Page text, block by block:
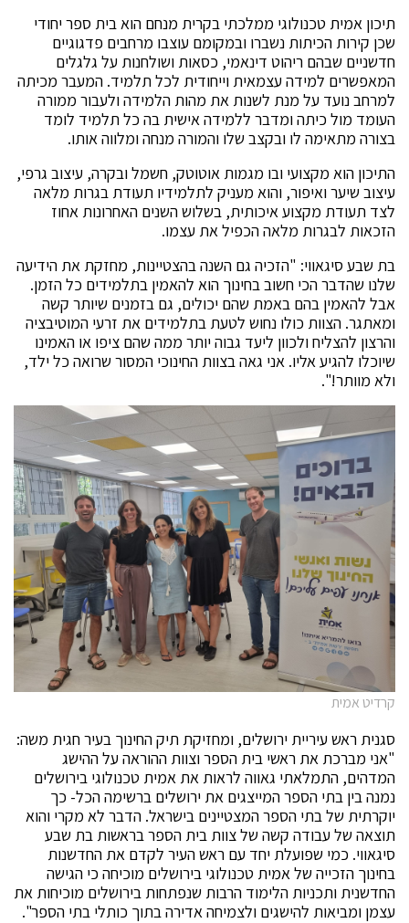
תיכון אמית טכנולוגי ממלכתי בקרית מנחם הוא בית ספר יחודי
שכן קירות הכיתות נשברו ובמקומם עוצבו מרחבים פדגוגיים
חדשניים שבהם ריהוט דינאמי, כסאות ושולחנות על גלגלים
המאפשרים למידה עצמאית וייחודית לכל תלמיד. המעבר מכיתה
למרחב נועד על מנת לשנות את מהות הלמידה ולעבור ממורה
העומד מול כיתה ומדבר ללמידה אישית בה כל תלמיד לומד
בצורה מתאימה לו ובקצב שלו והמורה מנחה ומלווה אותו.
התיכון הוא מקצועי ובו מגמות אוטוטק, חשמל ובקרה, עיצוב גרפי,
עיצוב שיער ואיפור, והוא מעניק לתלמידיו תעודת בגרות מלאה
לצד תעודת מקצוע איכותית, בשלוש השנים האחרונות אחוז
הזכאות לבגרות מלאה הכפיל את עצמו.
בת שבע סיגאווי: "הזכיה גם השנה בהצטיינות, מחזקת את הידיעה
שלנו שהדבר הכי חשוב בחינוך הוא להאמין בתלמידים כל הזמן.
אבל להאמין בהם באמת שהם יכולים, גם בזמנים שיותר קשה
ומאתגר. הצוות כולו נחוש לטעת בתלמידים את זרעי המוטיבציה
והרצון להצליח ולכוון ליעד גבוה יותר ממה שהם ציפו או האמינו
שיוכלו להגיע אליו. אני גאה בצוות החינוכי המסור שרואה כל ילד,
ולא מוותר!".
קרדיט אמית
סגנית ראש עיריית ירושלים, ומחזיקת תיק החינוך בעיר חגית משה:
"אני מברכת את ראשי בית הספר וצוות ההוראה על ההישג
המדהים, התמלאתי גאווה לראות את אמית טכנולוגי בירושלים
נמנה בין בתי הספר המייצגים את ירושלים ברשימה הכל- כך
יוקרתית של בתי הספר המצטיינים בישראל. הדבר לא מקרי והוא
תוצאה של עבודה קשה של צוות בית הספר בראשות בת שבע
סיגאווי. כמי שפועלת יחד עם ראש העיר לקדם את החדשנות
בחינוך הזכייה של אמית טכנולוגי בירושלים מוכיחה כי הגישה
החדשנית ותכניות הלימוד הרבות שנפתחות בירושלים מוכיחות את
עצמן ומביאות להישגים ולצמיחה אדירה בתוך כותלי בתי הספר".